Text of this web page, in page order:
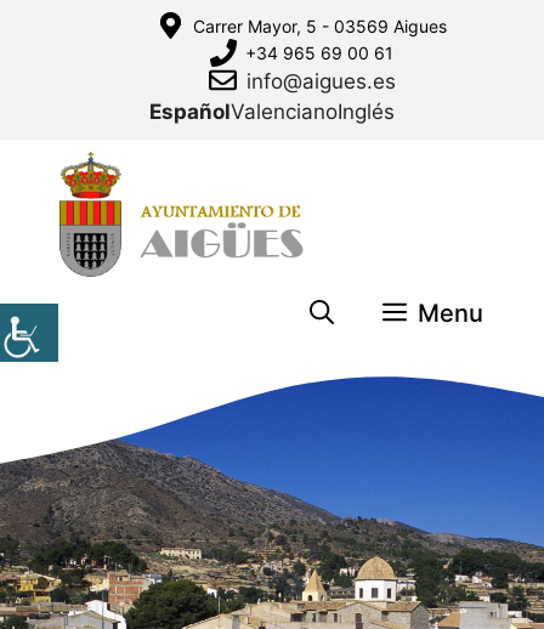
Carrer Mayor, 5 - 03569 Aigues
+34 965 69 00 61
info@aigues.es
EspañolValencianoInglés
Menu